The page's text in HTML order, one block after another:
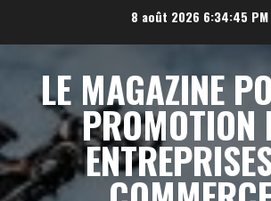
8 août 2026 6:34:46 PM
LE MAGAZINE
PROMOTION